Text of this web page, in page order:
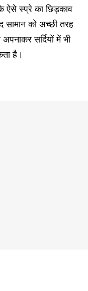
ऐसे स्प्रे का छिड़काव
सामान को अच्छी तरह
सर्दियों में भी
है।